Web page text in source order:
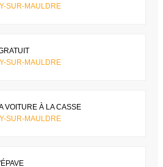
SUR-MAULDRE
SUR-MAULDRE
VOITURE À LA CASSE
SUR-MAULDRE